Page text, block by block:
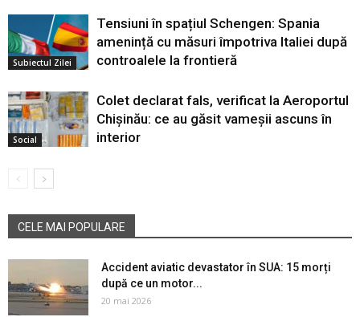
Subiectul Zilei
Tensiuni în spațiul Schengen: Spania
amenință cu măsuri împotriva Italiei după
controalele la frontieră
Social
Colet declarat fals, verificat la Aeroportul
Chișinău: ce au găsit vameșii ascuns în
interior
CELE MAI POPULARE
Accident aviatic devastator în SUA: 15 morți
după ce un motor...
20 mai 2026